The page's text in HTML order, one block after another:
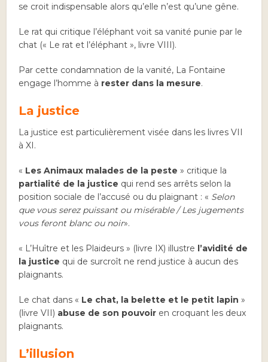
se croit indispensable alors qu’elle n’est qu’une gêne.
Le rat qui critique l’éléphant voit sa vanité punie par le
chat (« Le rat et l’éléphant », livre VIII).
Par cette condamnation de la vanité, La Fontaine
engage l’homme à rester dans la mesure.
La justice
La justice est particulièrement visée dans les livres VII
à XI.
« Les Animaux malades de la peste » critique la
partialité de la justice qui rend ses arrêts selon la
position sociale de l’accusé ou du plaignant : « Selon
que vous serez puissant ou misérable / Les jugements
vous feront blanc ou noir».
« L’Huître et les Plaideurs » (livre IX) illustre l’avidité de
la justice qui de surcroît ne rend justice à aucun des
plaignants.
Le chat dans « Le chat, la belette et le petit lapin »
(livre VII) abuse de son pouvoir en croquant les deux
plaignants.
L’illusion